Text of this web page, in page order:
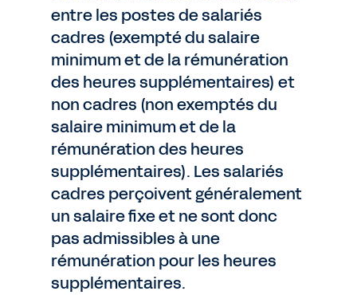
entre les postes de salariés
cadres (exempté du salaire
minimum et de la rémunération
des heures supplémentaires) et
non cadres (non exemptés du
salaire minimum et de la
rémunération des heures
supplémentaires). Les salariés
cadres perçoivent généralement
un salaire fixe et ne sont donc
pas admissibles à une
rémunération pour les heures
supplémentaires.